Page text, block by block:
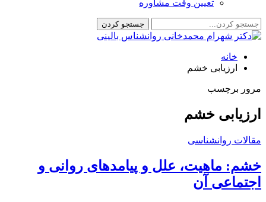
تعیین وقت مشاوره
خانه
ارزیابی خشم
مرور برچسب
ارزیابی خشم
مقالات روانشناسی
خشم: ماهیت، علل و پیامدهای روانی و
اجتماعی آن